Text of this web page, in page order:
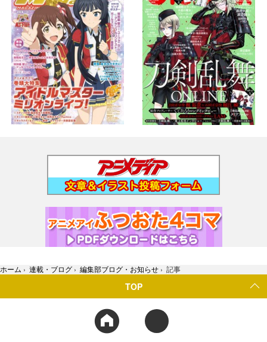
ホーム › 連載・ブログ › 編集部ブログ・お知らせ › 記事
TOP